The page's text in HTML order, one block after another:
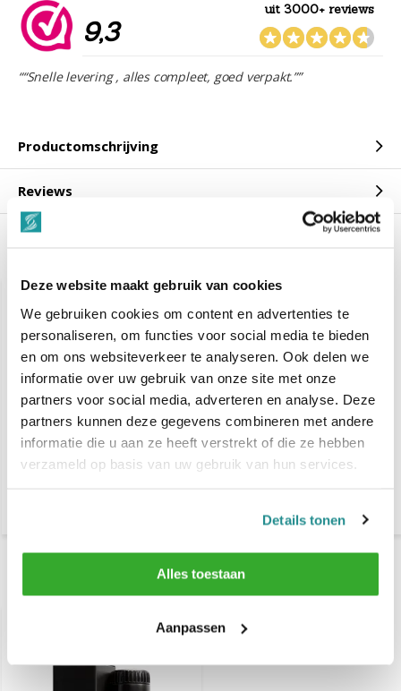
Deze website maakt gebruik van cookies
We gebruiken cookies om content en advertenties te
personaliseren, om functies voor social media te bieden
en om ons websiteverkeer te analyseren. Ook delen we
informatie over uw gebruik van onze site met onze
partners voor social media, adverteren en analyse. Deze
partners kunnen deze gegevens combineren met andere
informatie die u aan ze heeft verstrekt of die ze hebben
verzameld op basis van uw gebruik van hun services.
Details tonen
Alles toestaan
Aanpassen
9,3
uit 3000+ reviews
““Snelle levering , alles compleet, goed verpakt.””
Productomschrijving
Reviews
PACINOS Texture Powder
30 Gr. - 4 STUKS
PACINOS Texture Powder
30 Gr. - 12 STUKS
-13%